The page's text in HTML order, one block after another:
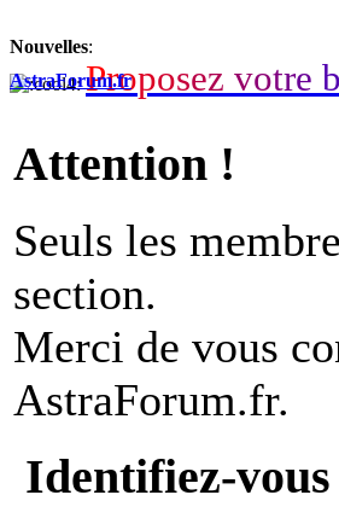
Nouvelles:
Proposez votre b
AstraForum.fr
Attention !
Seuls les
section.
Merci de vous
AstraForum.fr.
Identifiez-vous